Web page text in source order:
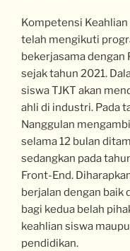
Kompetensi Keahlian
telah mengikuti
bekerjasama dengan
sejak tahun 2021.
siswa TJKT akan
ahli di industri. Pada
Nanggulan
selama 12 bulan
sedangkan pada
Front-End.
berjalan dengan baik
bagi kedua belah
keahlian siswa
pendidikan.